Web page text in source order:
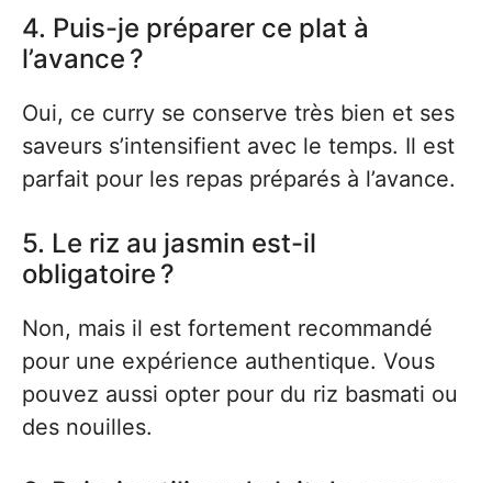
4. Puis-je préparer ce plat à
l’avance ?
Oui, ce curry se conserve très bien et ses
saveurs s’intensifient avec le temps. Il est
parfait pour les repas préparés à l’avance.
5. Le riz au jasmin est-il
obligatoire ?
Non, mais il est fortement recommandé
pour une expérience authentique. Vous
pouvez aussi opter pour du riz basmati ou
des nouilles.